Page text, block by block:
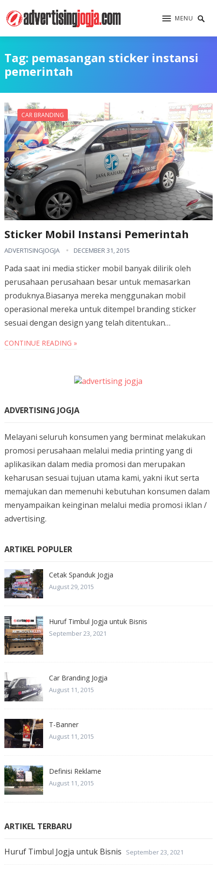
MENU
Tag: pemasangan sticker instansi
pemerintah
CAR BRANDING
Sticker Mobil Instansi Pemerintah
ADVERTISINGJOGJA DECEMBER 31, 2015
Pada saat ini media sticker mobil banyak dilirik oleh
perusahaan perusahaan besar untuk memasarkan
produknya.Biasanya mereka menggunakan mobil
operasional mereka untuk ditempel branding sticker
sesuai dengan design yang telah ditentukan…
CONTINUE READING »
ADVERTISING JOGJA
Melayani seluruh konsumen yang berminat melakukan
promosi perusahaan melalui media printing yang di
aplikasikan dalam media promosi dan merupakan
keharusan sesuai tujuan utama kami, yakni ikut serta
memajukan dan memenuhi kebutuhan konsumen dalam
menyampaikan keinginan melalui media promosi iklan /
advertising.
ARTIKEL POPULER
Cetak Spanduk Jogja
August 29, 2015
Huruf Timbul Jogja untuk Bisnis
September 23, 2021
Car Branding Jogja
August 11, 2015
T-Banner
August 11, 2015
Definisi Reklame
August 11, 2015
ARTIKEL TERBARU
Huruf Timbul Jogja untuk Bisnis September 23, 2021